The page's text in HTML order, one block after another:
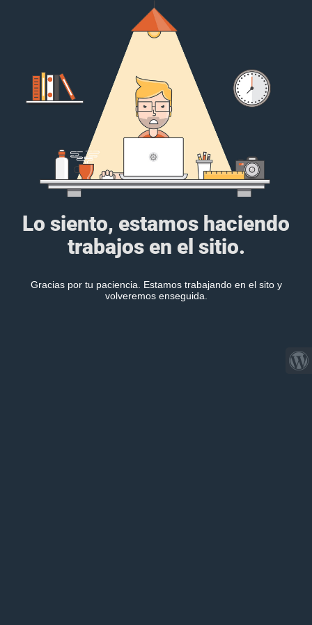
Lo siento, estamos haciendo
trabajos en el sitio.
Gracias por tu paciencia. Estamos trabajando en el sito y
volveremos enseguida.